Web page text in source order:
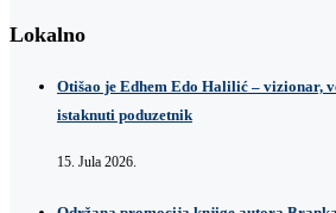
Lokalno
Otišao je Edhem Edo Halilić – vizionar,
istaknuti poduzetnik
15. Jula 2026.